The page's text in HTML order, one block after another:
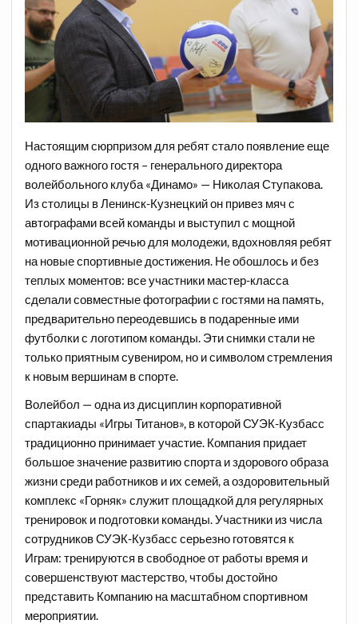
Настоящим сюрпризом для ребят стало появление еще
одного важного гостя – генерального директора
волейбольного клуба «Динамо» — Николая Ступакова.
Из столицы в Ленинск-Кузнецкий он привез мяч с
автографами всей команды и выступил с мощной
мотивационной речью для молодежи, вдохновляя ребят
на новые спортивные достижения. Не обошлось и без
теплых моментов: все участники мастер-класса
сделали совместные фотографии с гостями на память,
предварительно переодевшись в подаренные ими
футболки с логотипом команды. Эти снимки стали не
только приятным сувениром, но и символом стремления
к новым вершинам в спорте.
Волейбол — одна из дисциплин корпоративной
спартакиады «Игры Титанов», в которой СУЭК-Кузбасс
традиционно принимает участие. Компания придает
большое значение развитию спорта и здорового образа
жизни среди работников и их семей, а оздоровительный
комплекс «Горняк» служит площадкой для регулярных
тренировок и подготовки команды. Участники из числа
сотрудников СУЭК-Кузбасс серьезно готовятся к
Играм: тренируются в свободное от работы время и
совершенствуют мастерство, чтобы достойно
представить Компанию на масштабном спортивном
мероприятии.